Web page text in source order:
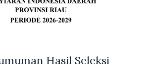
Hasil Seleksi